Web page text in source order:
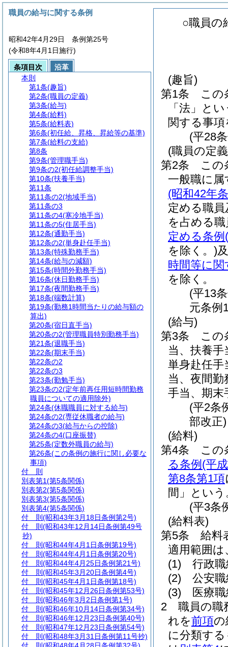
○職員の
(趣旨)
第1条
この
「法」と
関する事
(平28
(職員の定
第2条
この
一般職に
(昭和42年
定める職
を占める職
定める条例
を除く。)
時間等に
を除く。
(平13
元条例
(給与)
第3条
この
当、扶養
単身赴任手
当、夜間
手当、期末
(平2条
部改正)
(給料)
第4条
この
る条例 (平
第8条第1項
間」という
(平3条
(給料表)
第5条
給料
適用範囲
(1)
行政
(2)
公安
(3)
医療
2
職員の職
れを前項の
に分類す
職員の給与に関する条例
昭和42年4月29日 条例第25号
(令和8年4月1日施行)
条項目次
沿革
本則
第1条(趣旨)
第2条(職員の定義)
第3条(給与)
第4条(給料)
第5条(給料表)
第6条(初任給、昇格、昇給等の基準)
第7条(給料の支給)
第8条
第9条(管理職手当)
第9条の2(初任給調整手当)
第10条(扶養手当)
第11条
第11条の2(地域手当)
第11条の3
第11条の4(寒冷地手当)
第11条の5(住居手当)
第12条(通勤手当)
第12条の2(単身赴任手当)
第13条(特殊勤務手当)
第14条(給与の減額)
第15条(時間外勤務手当)
第16条(休日勤務手当)
第17条(夜間勤務手当)
第18条(端数計算)
第19条(勤務1時間当たりの給与額の
算出)
第20条(宿日直手当)
第20条の2(管理職員特別勤務手当)
第21条(退職手当)
第22条(期末手当)
第22条の2
第22条の3
第23条(勤勉手当)
第23条の2(定年前再任用短時間勤務
職員についての適用除外)
第24条(休職職員に対する給与)
第24条の2(専従休職者の給与)
第24条の3(給与からの控除)
第24条の4(口座振替)
第25条(定数外職員の給与)
第26条(この条例の施行に関し必要な
事項)
付 則
別表第1(第5条関係)
別表第2(第5条関係)
別表第3(第5条関係)
別表第4(第5条関係)
付 則 (昭和43年3月18日条例第2号)
付 則 (昭和43年12月14日条例第49号
抄)
付 則 (昭和44年4月1日条例第19号)
付 則 (昭和44年4月1日条例第20号)
付 則 (昭和44年4月25日条例第21号)
付 則 (昭和45年3月20日条例第4号)
付 則 (昭和45年4月1日条例第18号)
付 則 (昭和45年12月26日条例第53号)
付 則 (昭和46年3月2日条例第1号)
付 則 (昭和46年10月14日条例第34号)
付 則 (昭和46年12月23日条例第40号)
付 則 (昭和47年12月23日条例第54号)
付 則 (昭和48年3月31日条例第11号抄)